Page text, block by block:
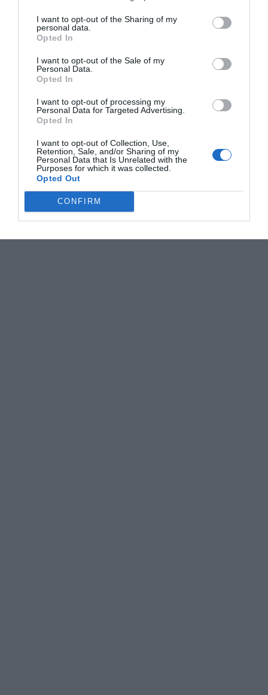
I want to opt-out of the Sharing of my
personal data.
Opted In
I want to opt-out of the Sale of my
Personal Data.
Opted In
I want to opt-out of processing my
Personal Data for Targeted Advertising.
Opted In
I want to opt-out of Collection, Use,
Retention, Sale, and/or Sharing of my
Personal Data that Is Unrelated with the
Purposes for which it was collected.
Opted Out
CONFIRM